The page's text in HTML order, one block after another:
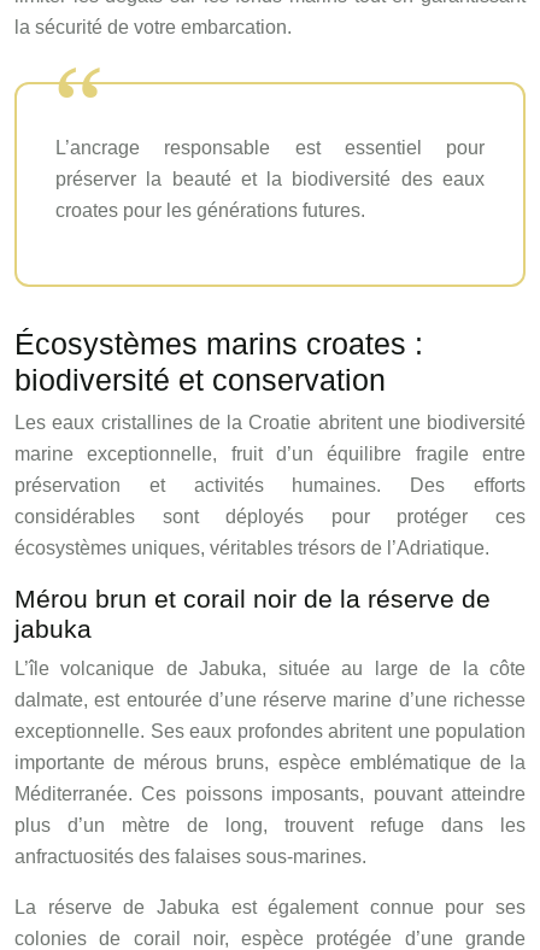
la sécurité de votre embarcation.
L’ancrage responsable est essentiel pour
préserver la beauté et la biodiversité des eaux
croates pour les générations futures.
Écosystèmes marins croates :
biodiversité et conservation
Les eaux cristallines de la Croatie abritent une biodiversité
marine exceptionnelle, fruit d’un équilibre fragile entre
préservation et activités humaines. Des efforts
considérables sont déployés pour protéger ces
écosystèmes uniques, véritables trésors de l’Adriatique.
Mérou brun et corail noir de la réserve de
jabuka
L’île volcanique de Jabuka, située au large de la côte
dalmate, est entourée d’une réserve marine d’une richesse
exceptionnelle. Ses eaux profondes abritent une population
importante de mérous bruns, espèce emblématique de la
Méditerranée. Ces poissons imposants, pouvant atteindre
plus d’un mètre de long, trouvent refuge dans les
anfractuosités des falaises sous-marines.
La réserve de Jabuka est également connue pour ses
colonies de corail noir, espèce protégée d’une grande